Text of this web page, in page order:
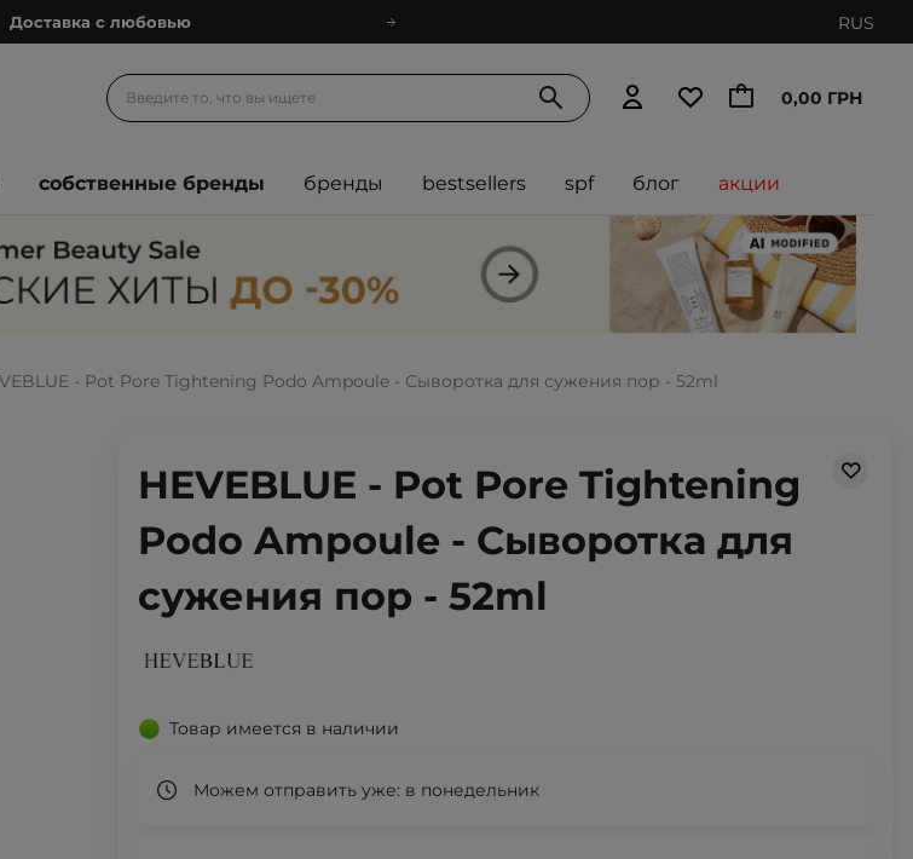
Доставка с любовью
Блог
Познакомимся?
Доставка с любовью
Подарочные карты
RUS
0,00 ГРН
собственные бренды бренды bestsellers spf блог акции
- Pot Pore Tightening Podo Ampoule - Сыворотка для сужения пор - 52ml
HEVEBLUE - Pot Pore Tightening
Podo Ampoule - Сыворотка для
сужения пор - 52ml
Товар имеется в наличии
Можем отправить уже: в понедельник